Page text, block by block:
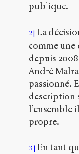
publique.
2 La
comme une
depuis
André
passionné.
description
l’ensemble
propre.
3
En tant